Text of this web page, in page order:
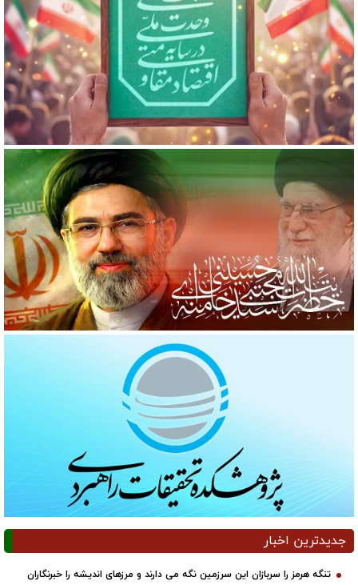
جدیدترین اخبار
تنگه هرمز را سربازان این سرزمین نگه می دارند و مرزهای اندیشه را خبرنگاران